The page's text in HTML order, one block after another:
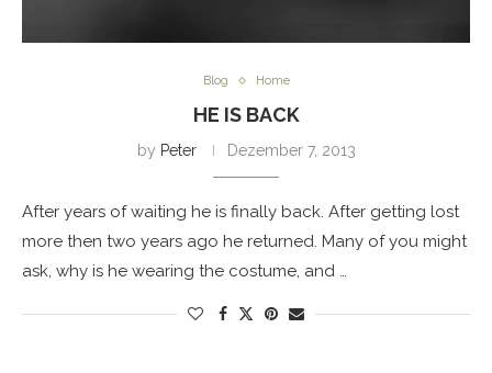
Blog Home
HE IS BACK
by Peter Dezember 7, 2013
After years of waiting he is finally back. After getting lost
more then two years ago he returned. Many of you might
ask, why is he wearing the costume, and …